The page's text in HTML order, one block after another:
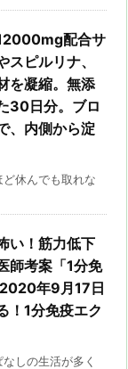
配合サ
ピルリナ、
を凝縮。無添
30日分。ブロ
、内側から淀
休んでも取れな
い！筋力低下
師考案「1分免
年9月17日
！1分免疫エク
しの生活が多く